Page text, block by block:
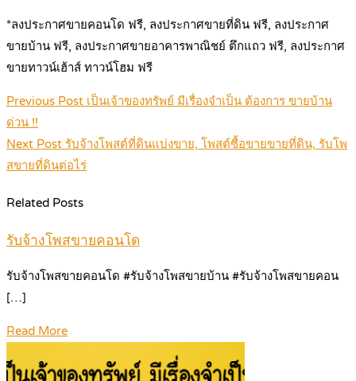
*ลงประกาศขายคอนโด ฟรี, ลงประกาศขายที่ดิน ฟรี, ลงประกาศ
ขายบ้าน ฟรี, ลงประกาศขายอาคารพาณิชย์ ตึกแถว ฟรี, ลงประกาศ
ขายทาวน์เฮ้าส์ ทาวน์โฮม ฟรี
Post
navigation
Previous Post เป็นเจ้าของทรัพย์ มีเรื่องจำเป็น ต้องการ ขายบ้าน
ด่วน !!
Next Post รับจ้างโพสต์ที่ดินแบ่งขาย, โพสต์ซื้อขายขายที่ดิน, รับโพ
สขายที่ดินต่อไร่
Related Posts
รับจ้างโพสขายคอนโด
รับจ้างโพสขายคอนโด #รับจ้างโพสขายบ้าน #รับจ้างโพสขายคอน
[…]
Read More